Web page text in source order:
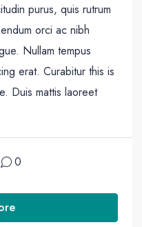
purus, quis rutrum
orci ac nibh
Nullam tempus
erat. Curabitur this is
Duis mattis laoreet
0